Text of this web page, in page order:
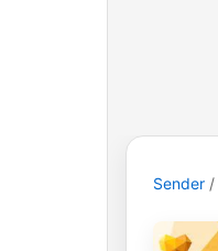
Sender